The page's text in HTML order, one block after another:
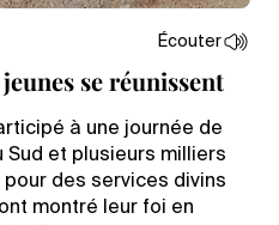
Écouter
se réunissent
à une journée de
Sud et plusieurs milliers
des services divins
montré leur foi en